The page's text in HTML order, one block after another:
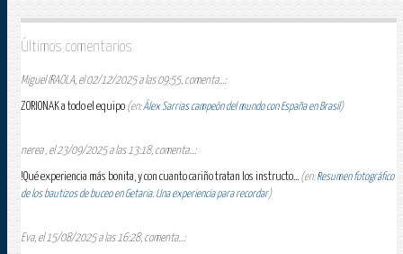
Últimos comentarios
Miguel IRAOLA, el 02/12/2025 a las 09:55, comenta...:
ZORIONAK a todo el equipo (en:Álex Sarrias campeón del mundo con España en Brasil)
nerea , el 23/09/2025 a las 13:18, comenta...:
!Qué experiencia más bonita, y con cuanto cariño tratan los instructo... (en:Resumen fotográfico
de los bautizos de buceo en Getaria. Una experiencia para recordar)
Eva, el 15/08/2025 a las 16:28, comenta...: